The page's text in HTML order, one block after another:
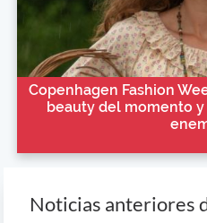
Copenhagen Fashion
beauty del momento
Noticias anteriores